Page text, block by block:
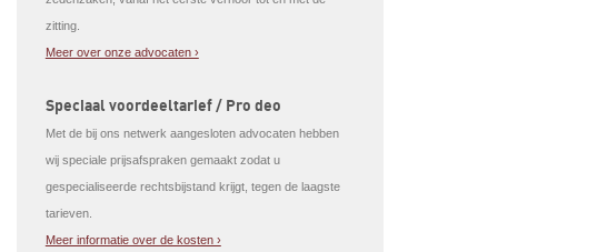
zitting.
Meer over onze advocaten ›
Speciaal voordeeltarief / Pro deo
Met de bij ons netwerk aangesloten advocaten hebben
wij speciale prijsafspraken gemaakt zodat u
gespecialiseerde rechtsbijstand krijgt, tegen de laagste
tarieven.
Meer informatie over de kosten ›